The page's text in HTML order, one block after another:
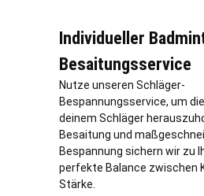
Individueller
Besaitungsservice
Nutze unseren Schläger-
Bespannungsservice, um
deinem Schläger
Besaitung und
Bespannung sichern wir zu
perfekte Balance zwischen
Stärke.